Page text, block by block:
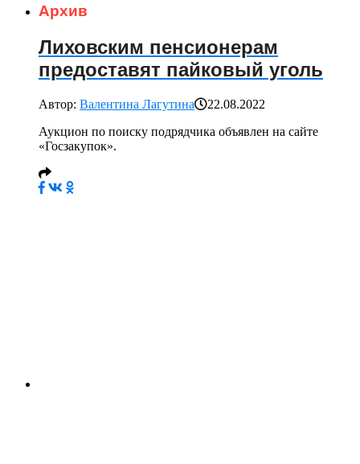
Архив
Лиховским пенсионерам
предоставят пайковый уголь
Автор: Валентина Лагутина
22.08.2022
Аукцион по поиску подрядчика объявлен на сайте
«Госзакупок».